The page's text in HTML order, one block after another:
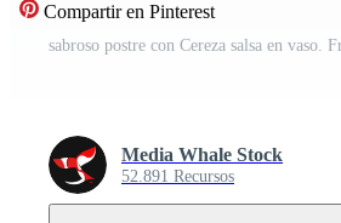
Compartir en Pinterest
Media Whale Stock
52.891 Recursos